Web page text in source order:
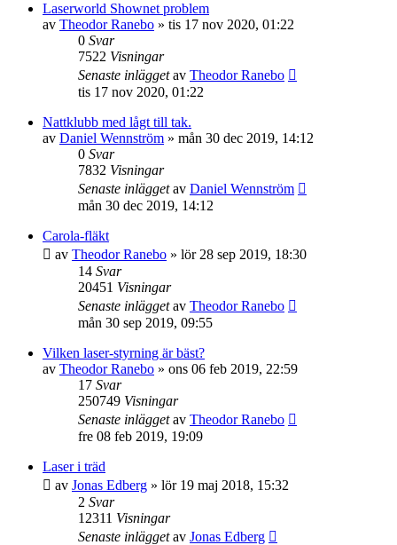
Laserworld Shownet problem
av Theodor Ranebo » tis 17 nov 2020, 01:22
0 Svar
7522 Visningar
Senaste inläggetav Theodor Ranebo
tis 17 nov 2020, 01:22
Nattklubb med lågt till tak.
av Daniel Wennström » mån 30 dec 2019, 14:12
0 Svar
7832 Visningar
Senaste inläggetav Daniel Wennström
mån 30 dec 2019, 14:12
Carola-fläkt
av Theodor Ranebo » lör 28 sep 2019, 18:30
14 Svar
20451 Visningar
Senaste inläggetav Theodor Ranebo
mån 30 sep 2019, 09:55
Vilken laser-styrning är bäst?
av Theodor Ranebo » ons 06 feb 2019, 22:59
17 Svar
250749 Visningar
Senaste inläggetav Theodor Ranebo
fre 08 feb 2019, 19:09
Laser i träd
av Jonas Edberg » lör 19 maj 2018, 15:32
2 Svar
12311 Visningar
Senaste inläggetav Jonas Edberg